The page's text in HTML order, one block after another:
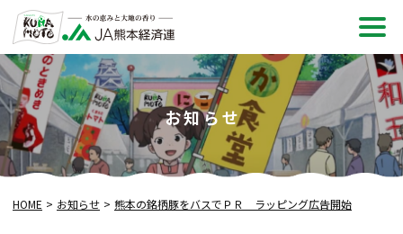
メ
ニ
お知らせ
HOME お知らせ 熊本の銘柄豚をバスでＰＲ ラッピング広告開始